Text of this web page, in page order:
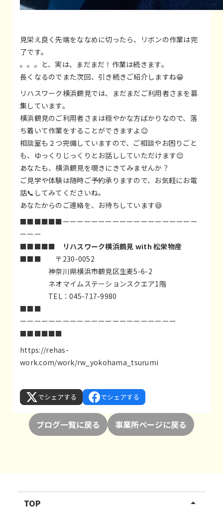
見栄え良く先端をななめに切ったら、リボンの作業は完
了です。
。。。と、実は、まだまだ！作業は続きます。
長くなるのでまた次回、引き続きご紹介しますね😁
リハスワーク横浜鶴見では、まだまだご利用者さまを募
集しています。
横浜鶴見のご利用者さまは穏やかな方ばかりなので、落
ち着いて作業をすることができますよ😉
相談室も２つ完備していますので、ご相談やお困りごと
も、ゆっくりじっくりとお話ししていただけます😌
あなたも、横浜鶴見を覗きにきてみませんか？
ご見学や体験は随時ご予約承りますので、お気軽にお電
話📞してみてくださいね。
あなたからのご連絡を、お待ちしています😄
■■■■■■ーーーーーーーーーーーーーーーーーーー
ーーー
■■■■■
リハスワーク横浜鶴見 with 松栄物産
■■■ 〒230-0052
神奈川県横浜市鶴見区生麦5-6-2
ネオマイムステーションスクエア1階
TEL：045-717-9980
■■■
ーーーーーーーーーーーーーーーーーーーーーー
■■■■■■
https://rehas-
work.com/work/rw_yokohama_tsurumi
でシェアする でシェアする
ブログ一覧に戻る 事業所ページに戻る
TOP arrow_drop_up